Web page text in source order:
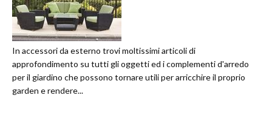
In accessori da esterno trovi moltissimi articoli di
approfondimento su tutti gli oggetti ed i complementi d'arredo
per il giardino che possono tornare utili per arricchire il proprio
garden e rendere...